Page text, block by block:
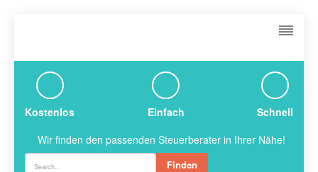
Kostenlos Einfach
Schnell
Wir finden den passenden Steuerberater in Ihrer Nähe!
Finden